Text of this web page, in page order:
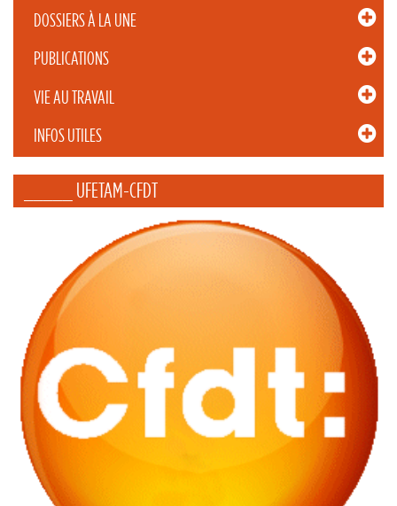
DOSSIERS À LA UNE
PUBLICATIONS
VIE AU TRAVAIL
INFOS UTILES
_____ UFETAM-CFDT